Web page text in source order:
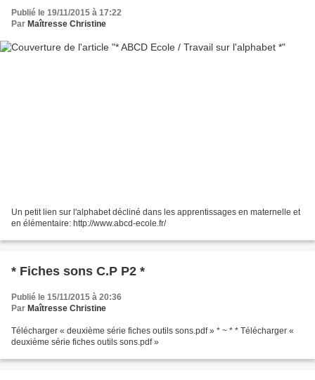
Publié le 19/11/2015 à 17:22
Par Maîtresse Christine
Un petit lien sur l'alphabet décliné dans les apprentissages en maternelle et
en élémentaire: http://www.abcd-ecole.fr/
* Fiches sons C.P P2 *
Publié le 15/11/2015 à 20:36
Par Maîtresse Christine
Télécharger « deuxième série fiches outils sons.pdf » * ~ * * Télécharger «
deuxième série fiches outils sons.pdf »